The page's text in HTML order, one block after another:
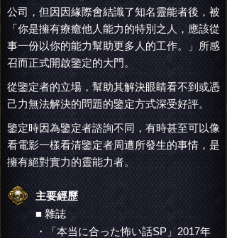
公司，但因因緣際會結識了知名靈能者後，被
「你是擁有療癒他人能力的特別之人，應該從
事一份以你的能力幫助更多人的工作。」所感
召而正式開啟鑒定的大門。
從鑒定者的立場，幫助其解決眼睛看不到或憑
己力無法解決的問題的鑒定方式深受好評。
鑒定時因為鑒定者諮詢不同，有時甚至可以像
看電影一樣看清鑒定者周遭所發生的事情，是
擁有絕對實力的靈能力者。
主要經歷
■ 雜誌
・「本当に合った怖い話SP」2017年